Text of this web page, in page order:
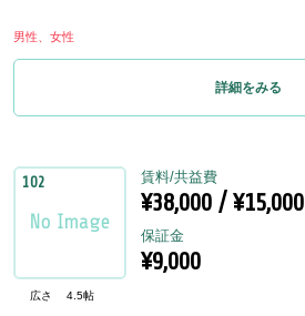
男性、女性
詳細をみる
102
広さ 4.5帖
賃料/共益費
¥38,000 / ¥15,000
保証金
¥9,000